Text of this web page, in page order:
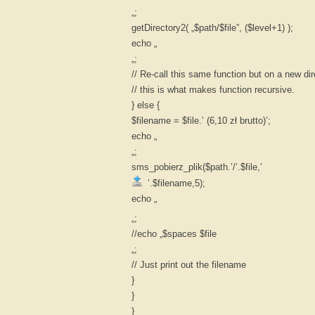
„;
getDirectory2( „$path/$file”, ($level+1) );
echo „
„;
// Re-call this same function but on a new
// this is what makes function recursive.
} else {
$filename = $file.’ (6,10 zł brutto)’;
echo „
„;
sms_pobierz_plik($path.’/’.$file,’
’.$filename,5);
echo „
„;
//echo „$spaces $file
„;
// Just print out the filename
}
}
}